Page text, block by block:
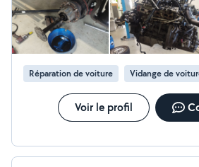
Réparation de voiture Vidange de
Voir le profil